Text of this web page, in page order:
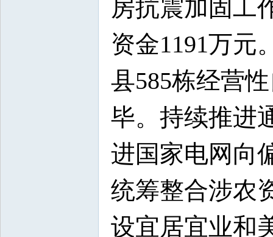
房抗震加固工
资金1191万元
县585栋经营
毕。持续推进
进国家电网向
统筹整合涉农
设宜居宜业和